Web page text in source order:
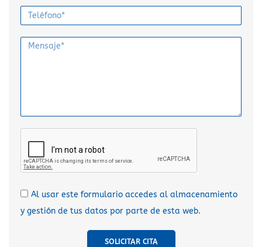
Al usar este formulario accedes al almacenamiento
y gestión de tus datos por parte de esta web.
SOLICITAR CITA